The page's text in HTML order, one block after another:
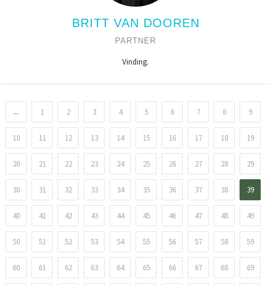
BRITT VAN DOOREN
PARTNER
Vinding.
← 1 2 3 4 5 6 7 8 9
10 11 12 13 14 15 16 17 18 19
20 21 22 23 24 25 26 27 28 29
30 31 32 33 34 35 36 37 38 39
40 41 42 43 44 45 46 47 48 49
50 51 52 53 54 55 56 57 58 59
60 61 62 63 64 65 66 67 68 69